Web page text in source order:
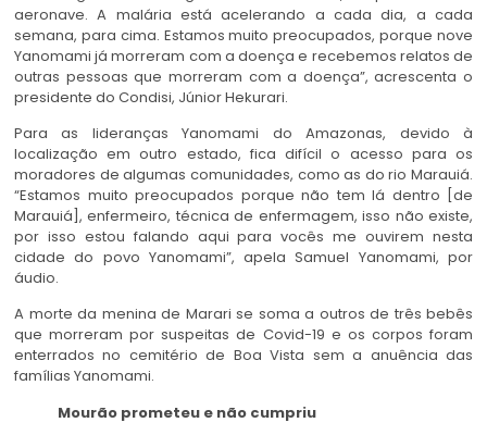
aeronave. A malária está acelerando a cada dia, a cada
semana, para cima. Estamos muito preocupados, porque nove
Yanomami já morreram com a doença e recebemos relatos de
outras pessoas que morreram com a doença”, acrescenta o
presidente do Condisi, Júnior Hekurari.
Para as lideranças Yanomami do Amazonas, devido à
localização em outro estado, fica difícil o acesso para os
moradores de algumas comunidades, como as do rio Marauiá.
“Estamos muito preocupados porque não tem lá dentro [de
Marauiá], enfermeiro, técnica de enfermagem, isso não existe,
por isso estou falando aqui para vocês me ouvirem nesta
cidade do povo Yanomami”, apela Samuel Yanomami, por
áudio.
A morte da menina de Marari se soma a outros de três bebês
que morreram por suspeitas de Covid-19 e os corpos foram
enterrados no cemitério de Boa Vista sem a anuência das
famílias Yanomami.
Mourão prometeu e não cumpriu